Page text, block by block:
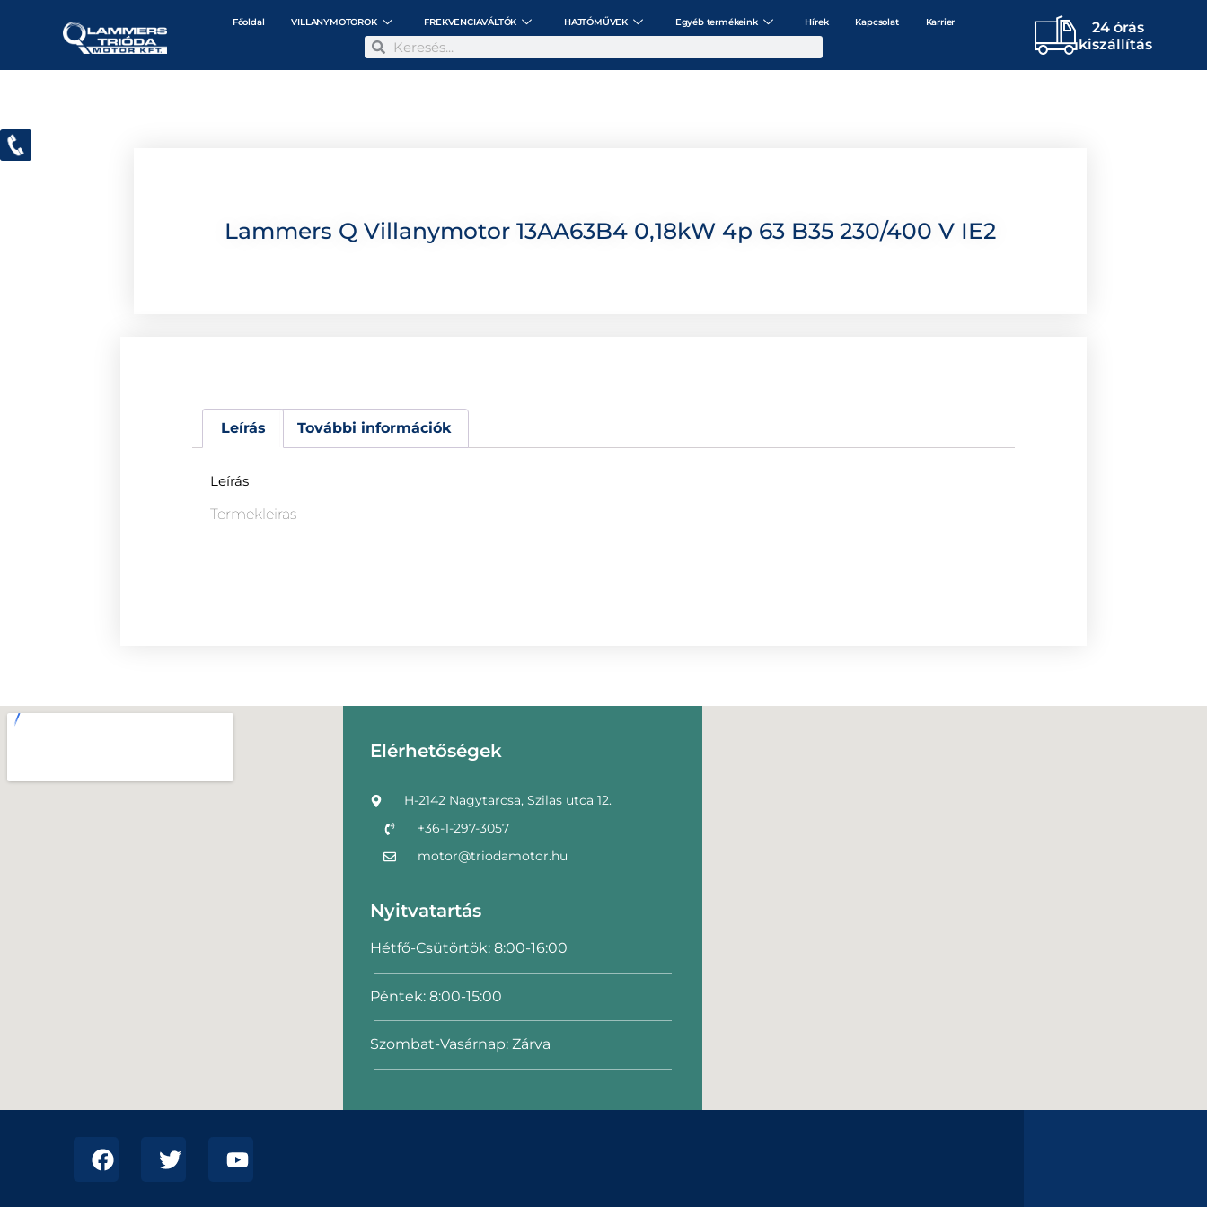
Főoldal VILLANYMOTOROK FREKVENCIAVÁLTÓK HAJTÓMŰVEK Egyéb termékeink Hírek Kapcsolat Karrier
24 órás
kiszállítás
Lammers Q Villanymotor 13AA63B4 0,18kW 4p 63 B35 230/400 V IE2
Leírás További információk
Leírás
Termekleiras
Elérhetőségek
H-2142 Nagytarcsa, Szilas utca 12.
+36-1-297-3057
motor@triodamotor.hu
Nyitvatartás
Hétfő-Csütörtök: 8:00-16:00
Péntek: 8:00-15:00
Szombat-Vasárnap: Zárva